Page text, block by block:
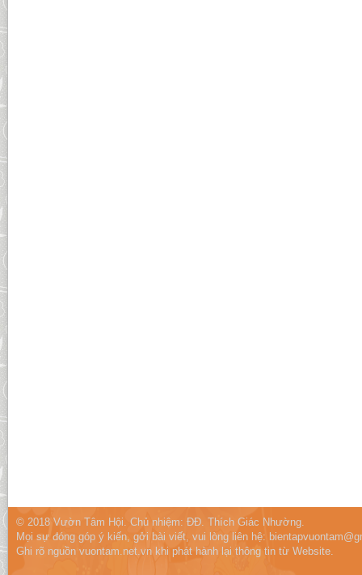
© 2018 Vườn Tâm Hội. Chủ nhiệm: ĐĐ. Thích Giác Nhường.
Mọi sự đóng góp ý kiến, gởi bài viết, vui lòng liên hệ:
Ghi rõ nguồn vuontam.net.vn khi phát hành lại thông tin từ Website.